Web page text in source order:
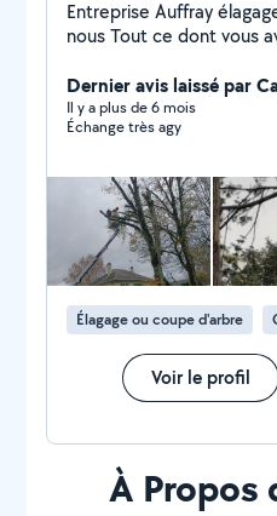
Entreprise Auffray
nous Tout ce dont vous
Berthevin en Mayenne,
propose des solutions
professionnels pour
le rognage des arbres.
haie, le
dégagement des
Auffray, a crée
particulièrement à ce
les plus brefs délais.
polyvalente. Nous
jusqu'à 70 km. Devis
Dernier avis laissé par
Il y a plus de 6 mois
Échange très agy
Élagage ou coupe d'arbre
Voir le profil
À Propos